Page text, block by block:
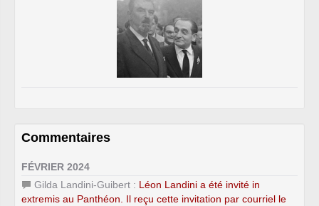
Commentaires
FÉVRIER 2024
Gilda Landini-Guibert : Léon Landini a été invité in
extremis au Panthéon. Il reçu cette invitation par courriel le